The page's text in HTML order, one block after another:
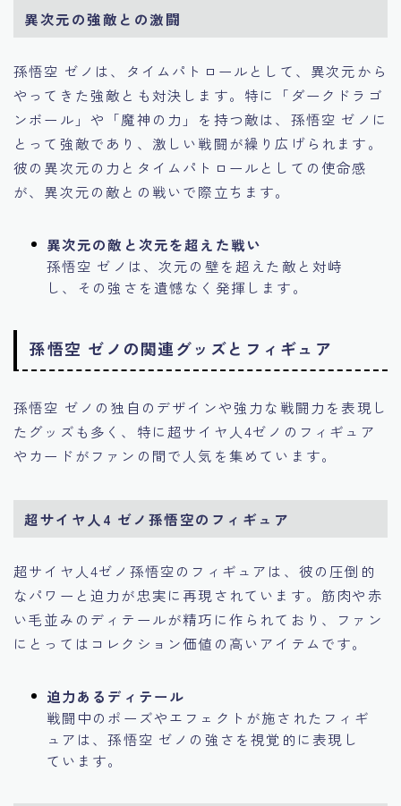
異次元の強敵との激闘
孫悟空 ゼノは、タイムパトロールとして、異次元から
やってきた強敵とも対決します。特に「ダークドラゴ
ンボール」や「魔神の力」を持つ敵は、孫悟空 ゼノに
とって強敵であり、激しい戦闘が繰り広げられます。
彼の異次元の力とタイムパトロールとしての使命感
が、異次元の敵との戦いで際立ちます。
異次元の敵と次元を超えた戦い
孫悟空 ゼノは、次元の壁を超えた敵と対峙
し、その強さを遺憾なく発揮します。
孫悟空 ゼノの関連グッズとフィギュア
孫悟空 ゼノの独自のデザインや強力な戦闘力を表現し
たグッズも多く、特に超サイヤ人4ゼノのフィギュア
やカードがファンの間で人気を集めています。
超サイヤ人4 ゼノ孫悟空のフィギュア
超サイヤ人4ゼノ孫悟空のフィギュアは、彼の圧倒的
なパワーと迫力が忠実に再現されています。筋肉や赤
い毛並みのディテールが精巧に作られており、ファン
にとってはコレクション価値の高いアイテムです。
迫力あるディテール
戦闘中のポーズやエフェクトが施されたフィギ
ュアは、孫悟空 ゼノの強さを視覚的に表現し
ています。